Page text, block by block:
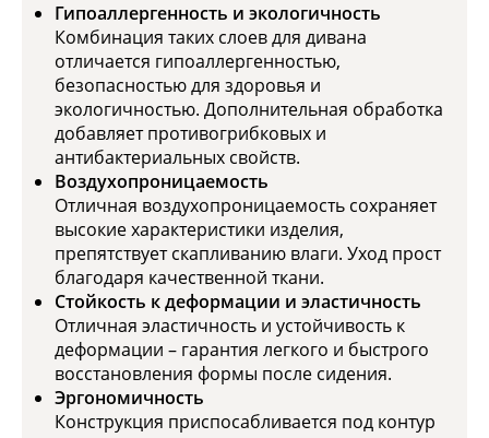
Гипоаллергенность и экологичность
Комбинация таких слоев для дивана
отличается гипоаллергенностью,
безопасностью для здоровья и
экологичностью. Дополнительная обработка
добавляет противогрибковых и
антибактериальных свойств.
Воздухопроницаемость
Отличная воздухопроницаемость сохраняет
высокие характеристики изделия,
препятствует скапливанию влаги. Уход прост
благодаря качественной ткани.
Стойкость к деформации и эластичность
Отличная эластичность и устойчивость к
деформации – гарантия легкого и быстрого
восстановления формы после сидения.
Эргономичность
Конструкция приспосабливается под контур